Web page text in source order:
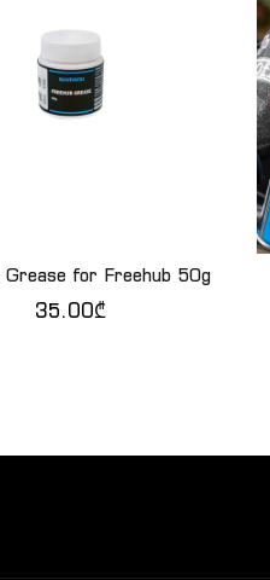
ᲓᲐᲛᲐᲢᲔᲑᲐ
Grease for Freehub 50g
35.00₾